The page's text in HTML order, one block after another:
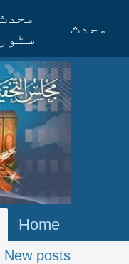
محدث
سٹور
Home
New posts